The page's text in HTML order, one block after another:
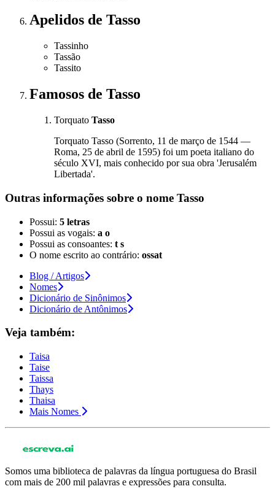
Apelidos de Tasso
Tassinho
Tassão
Tassito
Famosos de Tasso
Torquato Tasso
Torquato Tasso (Sorrento, 11 de março de 1544 —
Roma, 25 de abril de 1595) foi um poeta italiano do
século XVI, mais conhecido por sua obra 'Jerusalém
Libertada'.
Outras informações sobre o nome Tasso
Possui: 5 letras
Possui as vogais: a o
Possui as consoantes: t s
O nome escrito ao contrário: ossat
Blog / Artigos
Nomes
Dicionário de Sinônimos
Dicionário de Antônimos
Veja também:
Taisa
Taise
Taissa
Thays
Thaisa
Mais Nomes
Somos uma biblioteca de palavras da língua portuguesa do Brasil
com mais de 200 mil palavras e expressões para consulta.